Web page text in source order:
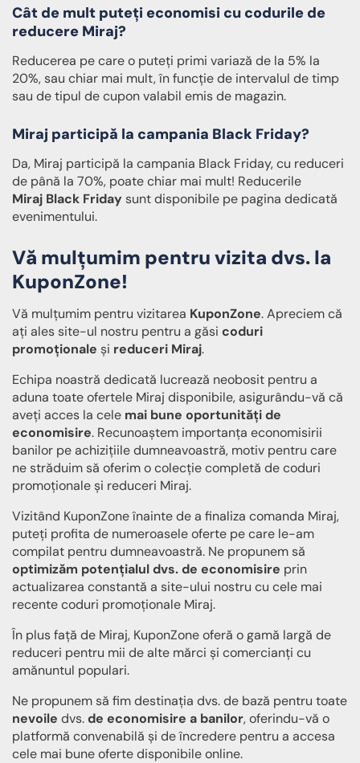
Cât de mult puteți economisi cu codurile de
reducere Miraj?
Reducerea pe care o puteți primi variază de la 5% la
20%, sau chiar mai mult, în funcție de intervalul de timp
sau de tipul de cupon valabil emis de magazin.
Miraj participă la campania Black Friday?
Da, Miraj participă la campania Black Friday, cu reduceri
de până la 70%, poate chiar mai mult! Reducerile
Miraj Black Friday sunt disponibile pe pagina dedicată
evenimentului.
Vă mulțumim pentru vizita dvs. la
KuponZone!
Vă mulțumim pentru vizitarea KuponZone. Apreciem că
ați ales site-ul nostru pentru a găsi coduri
promoționale și reduceri Miraj.
Echipa noastră dedicată lucrează neobosit pentru a
aduna toate ofertele Miraj disponibile, asigurându-vă că
aveți acces la cele mai bune oportunități de
economisire. Recunoaștem importanța economisirii
banilor pe achizițiile dumneavoastră, motiv pentru care
ne străduim să oferim o colecție completă de coduri
promoționale și reduceri Miraj.
Vizitând KuponZone înainte de a finaliza comanda Miraj,
puteți profita de numeroasele oferte pe care le-am
compilat pentru dumneavoastră. Ne propunem să
optimizăm potențialul dvs. de economisire prin
actualizarea constantă a site-ului nostru cu cele mai
recente coduri promoționale Miraj.
În plus față de Miraj, KuponZone oferă o gamă largă de
reduceri pentru mii de alte mărci și comercianți cu
amănuntul populari.
Ne propunem să fim destinația dvs. de bază pentru toate
nevoile dvs.de economisire a banilor, oferindu-vă o
platformă convenabilă și de încredere pentru a accesa
cele mai bune oferte disponibile online.